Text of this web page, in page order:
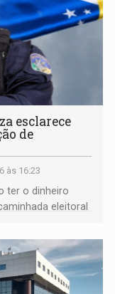
esclarece
de
às 16:23
ter o dinheiro
eleitoral